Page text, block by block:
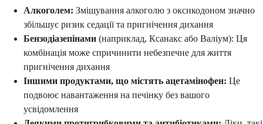
Алкоголем: Змішування алкоголю з оксикодоном значно
збільшує ризик седації та пригнічення дихання
Бензодіазепінами (наприклад, Ксанакс або Валіум): Ця
комбінація може спричинити небезпечне для життя
пригнічення дихання
Іншими продуктами, що містять ацетамінофен: Це
подвоює навантаження на печінку без вашого
усвідомлення